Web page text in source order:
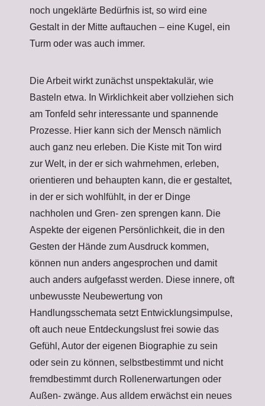
noch ungeklärte Bedürfnis ist, so wird eine
Gestalt in der Mitte auftauchen – eine Kugel, ein
Turm oder was auch immer.
Die Arbeit wirkt zunächst unspektakulär, wie
Basteln etwa. In Wirklichkeit aber vollziehen sich
am Tonfeld sehr interessante und spannende
Prozesse. Hier kann sich der Mensch nämlich
auch ganz neu erleben. Die Kiste mit Ton wird
zur Welt, in der er sich wahrnehmen, erleben,
orientieren und behaupten kann, die er gestaltet,
in der er sich wohlfühlt, in der er Dinge
nachholen und Gren- zen sprengen kann. Die
Aspekte der eigenen Persönlichkeit, die in den
Gesten der Hände zum Ausdruck kommen,
können nun anders angesprochen und damit
auch anders aufgefasst werden. Diese innere, oft
unbewusste Neubewertung von
Handlungsschemata setzt Entwicklungsimpulse,
oft auch neue Entdeckungslust frei sowie das
Gefühl, Autor der eigenen Biographie zu sein
oder sein zu können, selbstbestimmt und nicht
fremdbestimmt durch Rollenerwartungen oder
Außen- zwänge. Aus alldem erwächst ein neues